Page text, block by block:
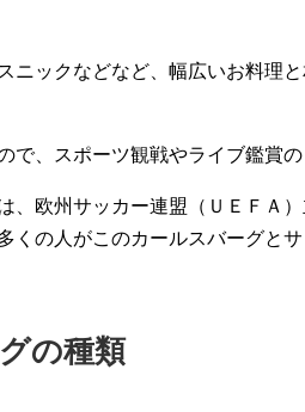
ニックなどなど、幅広いお料理
で、スポーツ観戦やライブ鑑賞
、欧州サッカー連盟（ＵＥＦＡ
くの人がこのカールスバーグと
の種類